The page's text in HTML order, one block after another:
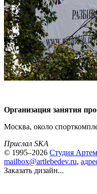
Организация занятия
Москва, около
Прислал SKA
© 1995–2026 Студия
mailbox@artlebedev.ru,
Заказать дизайн...